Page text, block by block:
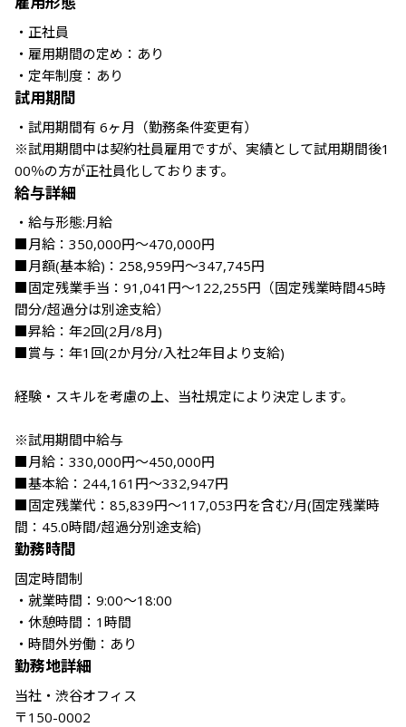
・正社員
・雇用期間の定め：あり
・定年制度：あり
試用期間
・試用期間有 6ヶ月（勤務条件変更有）
※試用期間中は契約社員雇用ですが、実績として試用期間後1
00％の方が正社員化しております。
給与詳細
・給与形態:月給
■月給：350,000円～470,000円
■月額(基本給)：258,959円～347,745円
■固定残業手当：91,041円～122,255円（固定残業時間45時
間分/超過分は別途支給）
■昇給：年2回(2月/8月)
■賞与：年1回(2か月分/入社2年目より支給)
経験・スキルを考慮の上、当社規定により決定します。
※試用期間中給与
■月給：330,000円～450,000円
■基本給：244,161円～332,947円
■固定残業代：85,839円～117,053円を含む/月(固定残業時
間：45.0時間/超過分別途支給)
勤務時間
固定時間制
・就業時間：9:00〜18:00
・休憩時間：1時間
・時間外労働：あり
勤務地詳細
当社・渋谷オフィス
〒150-0002